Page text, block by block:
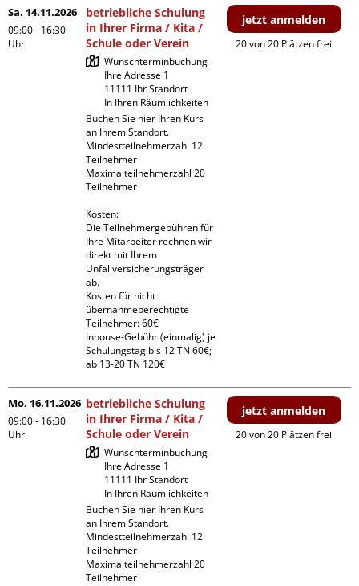
Sa. 14.11.2026
09:00 - 16:30
Uhr
betriebliche Schulung
in Ihrer Firma / Kita /
Schule oder Verein
Wunschterminbuchung
Ihre Adresse 1
11111 Ihr Standort
In Ihren Räumlichkeiten
Buchen Sie hier Ihren Kurs
an Ihrem Standort.
Mindestteilnehmerzahl 12
Teilnehmer
Maximalteilnehmerzahl 20
Teilnehmer
Kosten:
Die Teilnehmergebühren für
Ihre Mitarbeiter rechnen wir
direkt mit Ihrem
Unfallversicherungsträger
ab.
Kosten für nicht
übernahmeberechtigte
Teilnehmer: 60€
Inhouse-Gebühr (einmalig) je
Schulungstag bis 12 TN 60€;
ab 13-20 TN 120€
jetzt anmelden
20 von 20 Plätzen frei
Mo. 16.11.2026
09:00 - 16:30
Uhr
betriebliche Schulung
in Ihrer Firma / Kita /
Schule oder Verein
Wunschterminbuchung
Ihre Adresse 1
11111 Ihr Standort
In Ihren Räumlichkeiten
Buchen Sie hier Ihren Kurs
an Ihrem Standort.
Mindestteilnehmerzahl 12
Teilnehmer
Maximalteilnehmerzahl 20
Teilnehmer
jetzt anmelden
20 von 20 Plätzen frei